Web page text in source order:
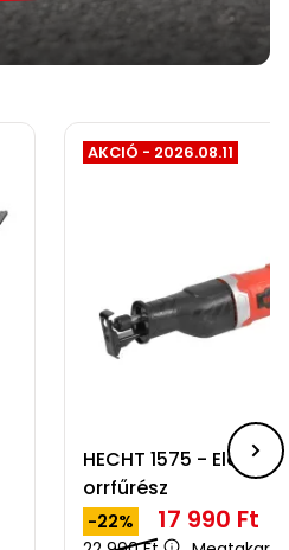
AKCIÓ - 2026.08.11
HECHT 1575 -
orrfűrész
-22% 17 990 Ft